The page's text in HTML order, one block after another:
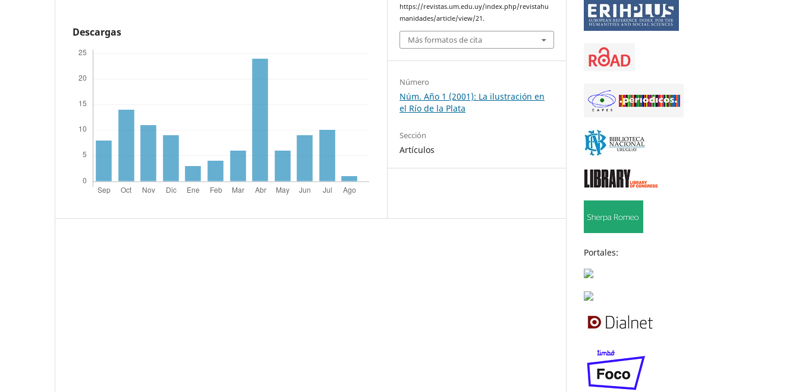
Descargas
https://revistas.um.edu.uy/index.php/revistahu
manidades/article/view/21.
Más formatos de cita
Número
Núm. Año 1 (2001): La ilustración en
el Río de la Plata
Sección
Artículos
Portales: